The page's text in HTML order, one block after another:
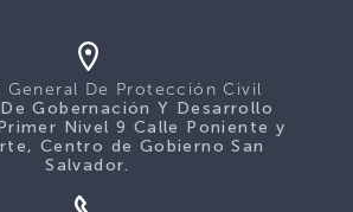
General De Protección Civil
Gobernación Y Desarrollo
Nivel 9 Calle Poniente y
Centro de Gobierno San
Salvador.